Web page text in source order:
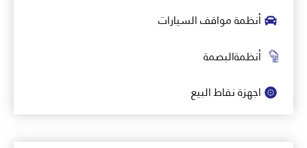
أنظمة مواقف السيارات
أنظمةالبصمة
اجهزة نقاط البيع